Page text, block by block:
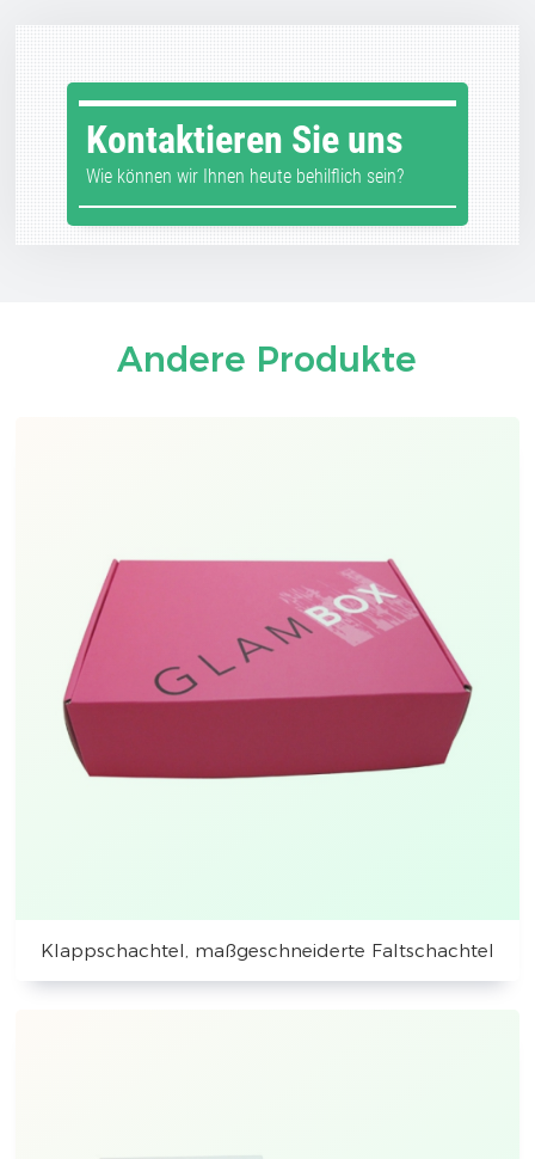
Kontaktieren Sie uns
Wie können wir Ihnen heute behilflich sein?
Andere Produkte
Klappschachtel, maßgeschneiderte Faltschachtel